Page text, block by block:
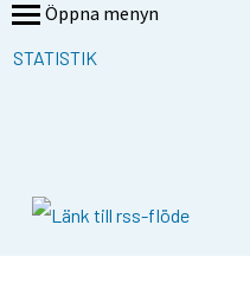
Öppna menyn
STATISTIK